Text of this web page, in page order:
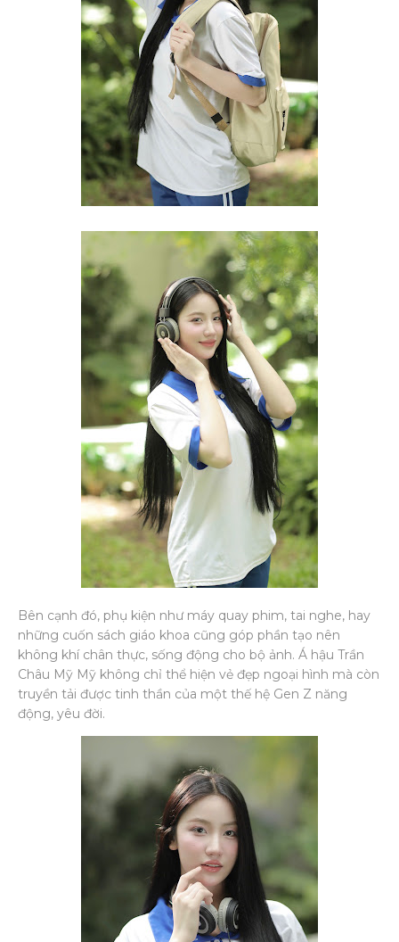
Bên cạnh đó, phụ kiện như máy quay phim, tai nghe, hay
những cuốn sách giáo khoa cũng góp phần tạo nên
không khí chân thực, sống động cho bộ ảnh. Á hậu Trần
Châu Mỹ Mỹ không chỉ thể hiện vẻ đẹp ngoại hình mà còn
truyền tải được tinh thần của một thế hệ Gen Z năng
động, yêu đời.